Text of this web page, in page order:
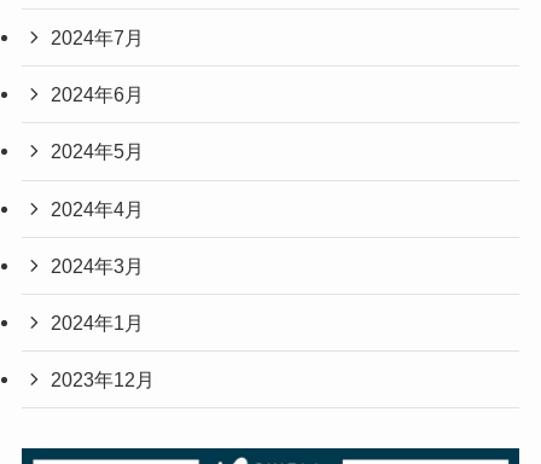
2024年7月
2024年6月
2024年5月
2024年4月
2024年3月
2024年1月
2023年12月